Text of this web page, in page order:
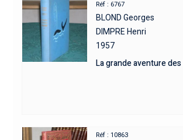
Réf : 6767
BLOND Georges
DIMPRE Henri
1957
La grande aventure
Réf : 10863